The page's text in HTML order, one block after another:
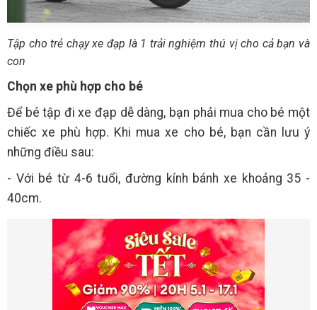
Tập cho trẻ chạy xe đạp là 1 trải nghiệm thú vị cho cả bạn và
con
Chọn xe phù hợp cho bé
Để bé tập đi xe đạp dễ dàng, bạn phải mua cho bé một
chiếc xe phù hợp. Khi mua xe cho bé, bạn cần lưu ý
những điều sau:
- Với bé từ 4-6 tuổi, đường kính bánh xe khoảng 35 -
40cm.